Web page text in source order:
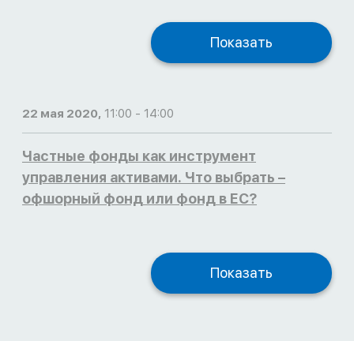
Показать
22 мая 2020, 11:00 - 14:00
Частные фонды как инструмент
управления активами. Что выбрать –
офшорный фонд или фонд в ЕС?
Показать